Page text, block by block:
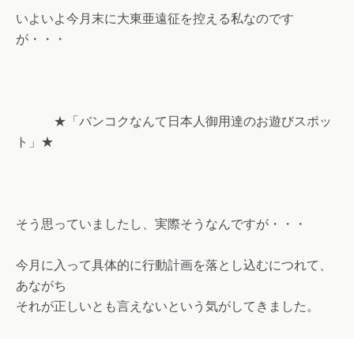
いよいよ今月末に大東亜遠征を控える私なのです
が・・・
★「バンコクなんて日本人御用達のお遊びスポッ
ト」★
そう思っていましたし、実際そうなんですが・・・
今月に入って具体的に行動計画を落とし込むにつれて、
あながち
それが正しいとも言えないという気がしてきました。